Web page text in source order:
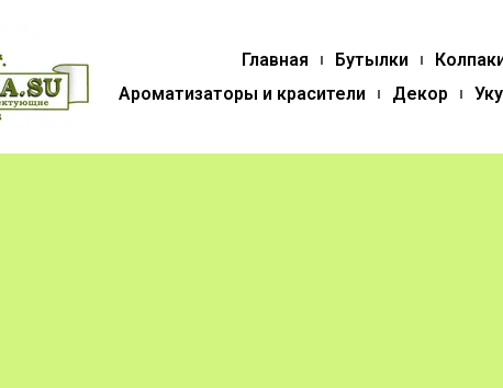
Главная Бутылки
Ароматизаторы и красители
Декор